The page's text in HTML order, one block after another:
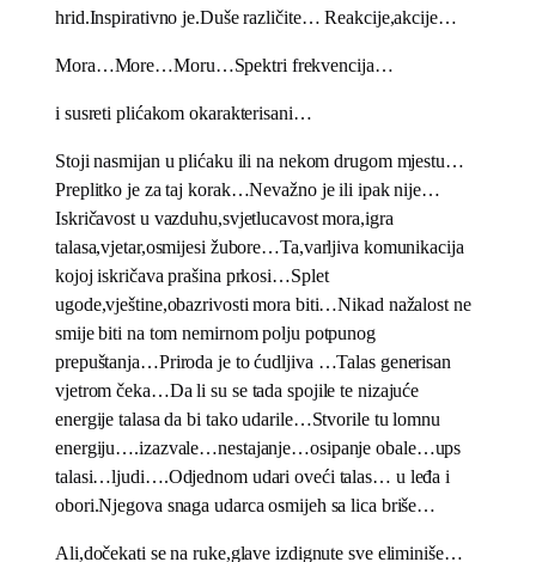
hrid.Inspirativno je.Duše različite… Reakcije,akcije…
Mora…More…Moru…Spektri frekvencija…
i susreti plićakom okarakterisani…
Stoji nasmijan u plićaku ili na nekom drugom mjestu…
Preplitko je za taj korak…Nevažno je ili ipak nije…
Iskričavost u vazduhu,svjetlucavost mora,igra
talasa,vjetar,osmijesi žubore…Ta,varljiva komunikacija
kojoj iskričava prašina prkosi…Splet
ugode,vještine,obazrivosti mora biti…Nikad nažalost ne
smije biti na tom nemirnom polju potpunog
prepuštanja…Priroda je to ćudljiva …Talas generisan
vjetrom čeka…Da li su se tada spojile te nizajuće
energije talasa da bi tako udarile…Stvorile tu lomnu
energiju….izazvale…nestajanje…osipanje obale…ups
talasi…ljudi….Odjednom udari oveći talas… u leđa i
obori.Njegova snaga udarca osmijeh sa lica briše…
Ali,dočekati se na ruke,glave izdignute sve eliminiše…